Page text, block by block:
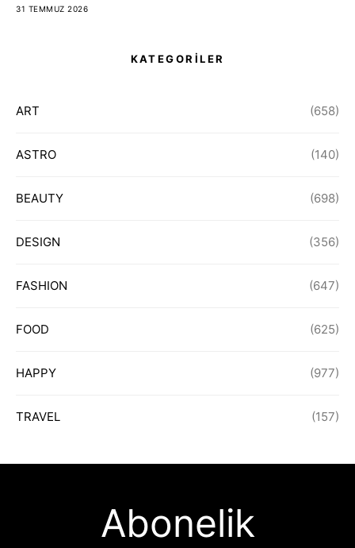
31 TEMMUZ 2026
KATEGORİLER
ART (658)
ASTRO (140)
BEAUTY (698)
DESIGN (356)
FASHION (647)
FOOD (625)
HAPPY (977)
TRAVEL (157)
Abonelik